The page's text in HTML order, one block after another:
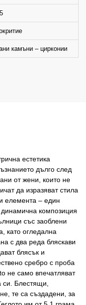
камъни – цирконии
естетика
дълго след
от жени, които не
да изразяват стила
елемента – един
динамична композиция
със заоблени
като огледална
с два реда бляскави
блясък и
сребро с проба
не само впечатляват
си. Блестящи,
те са създадени, за